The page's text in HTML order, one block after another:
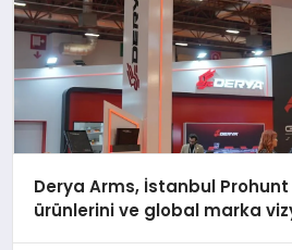
Derya Arms, İstanbul Prohunt
ürünlerini ve global marka